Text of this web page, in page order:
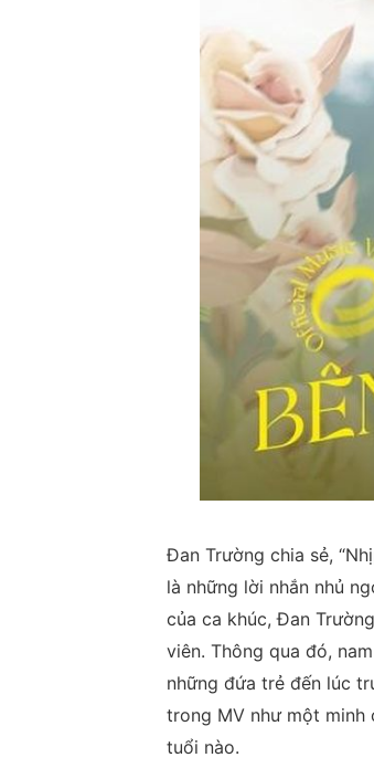
Đan Trường chia sẻ,
là những lời nhắn nhủ
của ca khúc, Đan
viên. Thông qua đó,
những đứa trẻ đến lúc
trong MV như một minh
tuổi nào.